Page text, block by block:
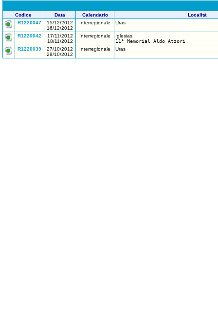
Codice Data Calendario
Località
R1220047
15/12/2012
16/12/2012
Interregionale Uras
R1220042
17/11/2012
18/11/2012
Interregionale
Iglesias
11° Memorial Aldo Atzori
R1220039
27/10/2012
28/10/2012
Interregionale Uras